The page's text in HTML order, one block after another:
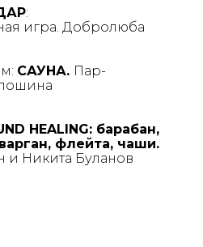
:
игра. Добролюба
САУНА. Пар-
HEALING: барабан,
флейта, чаши.
Никита Буланов